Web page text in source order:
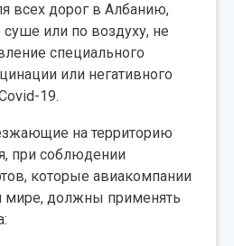
всех дорог в Албанию,
или по воздуху, не
специального
или негативного
19.
на территорию
при соблюдении
которые авиакомпании
должны применять